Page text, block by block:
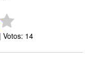
Votos: 14